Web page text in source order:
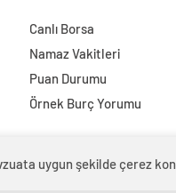
Canlı Borsa
Namaz Vakitleri
Puan Durumu
Örnek Burç Yorumu
uygun şekilde çerez